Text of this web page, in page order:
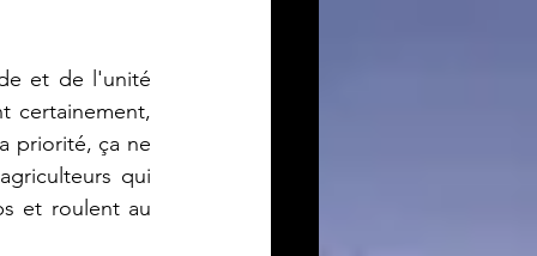
et de l'unité
certainement,
priorité, ça ne
qui
et roulent au